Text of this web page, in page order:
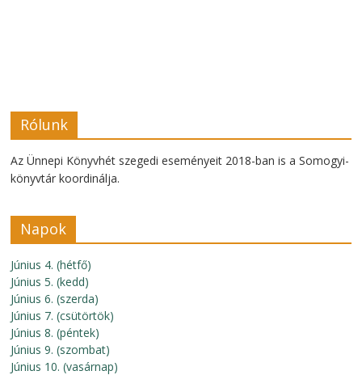
Rólunk
Az Ünnepi Könyvhét szegedi eseményeit 2018-ban is a Somogyi-
könyvtár koordinálja.
Napok
Június 4. (hétfő)
Június 5. (kedd)
Június 6. (szerda)
Június 7. (csütörtök)
Június 8. (péntek)
Június 9. (szombat)
Június 10. (vasárnap)